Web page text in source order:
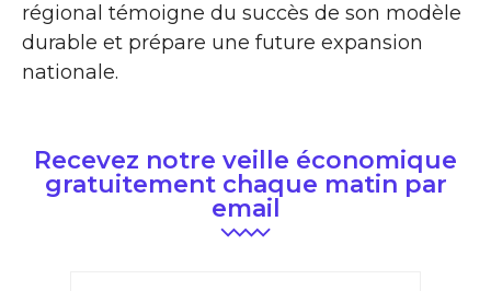
régional témoigne du succès de son modèle
durable et prépare une future expansion
nationale.
Recevez notre veille économique
gratuitement chaque matin par
email